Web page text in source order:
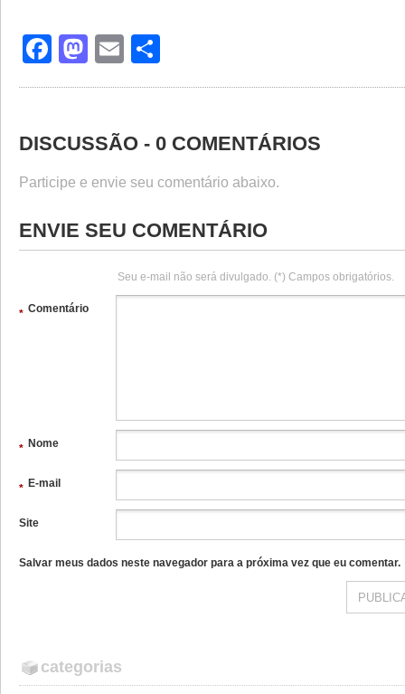
Facebook
Mastodon
Email
DISCUSSÃO - 0 COMENTÁRIOS
Participe e envie seu comentário abaixo.
ENVIE SEU COMENTÁRIO
Seu e-mail não será divulgado. (*) Campos obrigatórios.
Comentário
*
Nome
*
E-mail
*
Site
Salvar meus dados neste navegador para a próxima vez que eu comentar.
categorias